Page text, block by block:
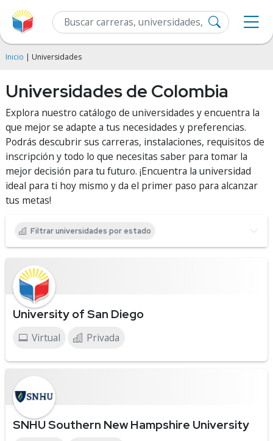
Inicio | Universidades
Universidades de Colombia
Explora nuestro catálogo de universidades y encuentra la
que mejor se adapte a tus necesidades y preferencias.
Podrás descubrir sus carreras, instalaciones, requisitos de
inscripción y todo lo que necesitas saber para tomar la
mejor decisión para tu futuro. ¡Encuentra la universidad
ideal para ti hoy mismo y da el primer paso para alcanzar
tus metas!
Filtrar universidades por estado
University of San Diego
Virtual Privada
SNHU Southern New Hampshire University